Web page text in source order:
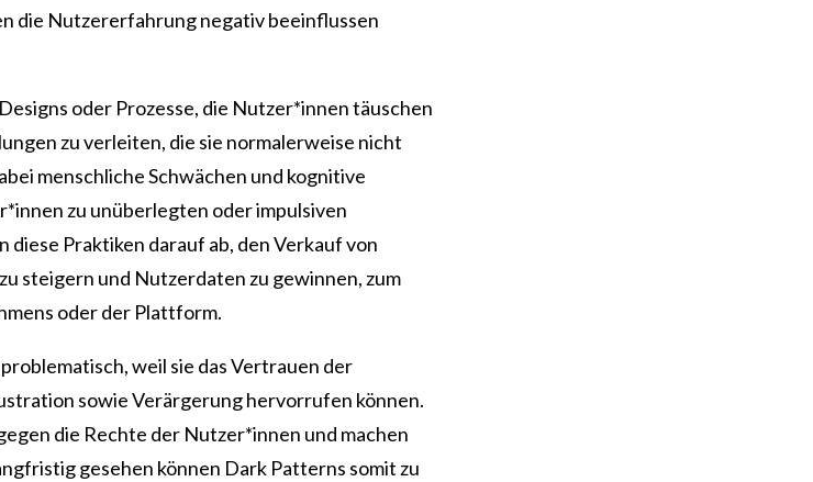
die Nutzererfahrung negativ beeinflussen
oder Prozesse, die Nutzer*innen täuschen
zu verleiten, die sie normalerweise nicht
menschliche Schwächen und kognitive
zu unüberlegten oder impulsiven
Praktiken darauf ab, den Verkauf von
steigern und Nutzerdaten zu gewinnen, zum
oder der Plattform.
weil sie das Vertrauen der
sowie Verärgerung hervorrufen können.
die Rechte der Nutzer*innen und machen
gesehen können Dark Patterns somit zu